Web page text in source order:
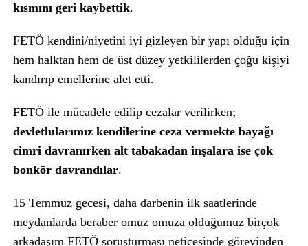
kısmını geri kaybettik.
FETÖ kendini/niyetini iyi gizleyen bir yapı olduğu için
hem halktan hem de üst düzey yetkililerden çoğu kişiyi
kandırıp emellerine alet etti.
FETÖ ile mücadele edilip cezalar verilirken;
devletlularımız kendilerine ceza vermekte bayağı
cimri davranırken alt tabakadan inşalara ise çok
bonkör davrandılar.
15 Temmuz gecesi, daha darbenin ilk saatlerinde
meydanlarda beraber omuz omuza olduğumuz birçok
arkadaşım FETÖ soruşturması neticesinde görevinden